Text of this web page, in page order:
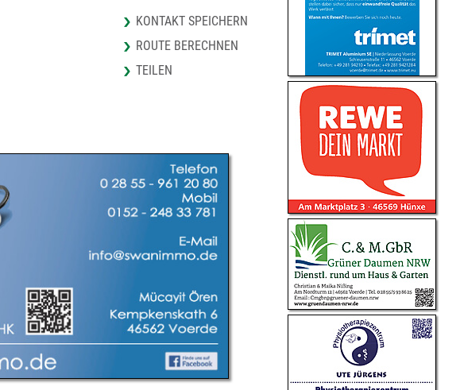
KONTAKT SPEICHERN
ROUTE BERECHNEN
TEILEN